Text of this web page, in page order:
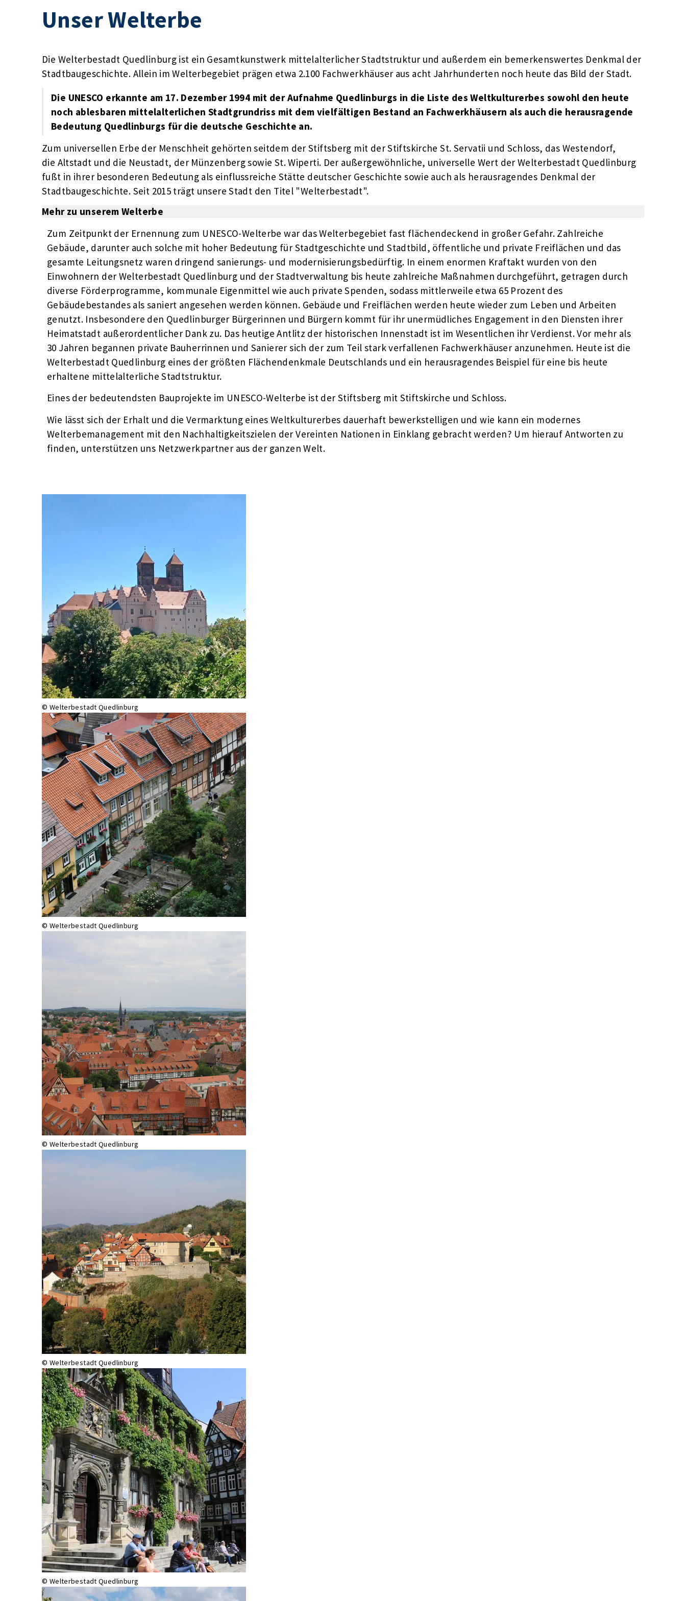
Unser Welterbe
Die Welterbestadt Quedlinburg ist ein Gesamtkunstwerk mittelalterlicher Stadtstruktur und außerdem ein bemerkenswertes Denkmal der
Stadtbaugeschichte. Allein im Welterbegebiet prägen etwa 2.100 Fachwerkhäuser aus acht Jahrhunderten noch heute das Bild der Stadt.
Die UNESCO erkannte am 17. Dezember 1994 mit der Aufnahme Quedlinburgs in die Liste des Weltkulturerbes sowohl den heute
noch ablesbaren mittelalterlichen Stadtgrundriss mit dem vielfältigen Bestand an Fachwerkhäusern als auch die herausragende
Bedeutung Quedlinburgs für die deutsche Geschichte an.
Zum universellen Erbe der Menschheit gehörten seitdem der Stiftsberg mit der Stiftskirche St. Servatii und Schloss, das Westendorf,
die Altstadt und die Neustadt, der Münzenberg sowie St. Wiperti. Der außergewöhnliche, universelle Wert der Welterbestadt Quedlinburg
fußt in ihrer besonderen Bedeutung als einflussreiche Stätte deutscher Geschichte sowie auch als herausragendes Denkmal der
Stadtbaugeschichte. Seit 2015 trägt unsere Stadt den Titel "Welterbestadt".
Mehr zu unserem Welterbe
Zum Zeitpunkt der Ernennung zum UNESCO-Welterbe war das Welterbegebiet fast flächendeckend in großer Gefahr. Zahlreiche
Gebäude, darunter auch solche mit hoher Bedeutung für Stadtgeschichte und Stadtbild, öffentliche und private Freiflächen und das
gesamte Leitungsnetz waren dringend sanierungs- und modernisierungsbedürftig. In einem enormen Kraftakt wurden von den
Einwohnern der Welterbestadt Quedlinburg und der Stadtverwaltung bis heute zahlreiche Maßnahmen durchgeführt, getragen durch
diverse Förderprogramme, kommunale Eigenmittel wie auch private Spenden, sodass mittlerweile etwa 65 Prozent des
Gebäudebestandes als saniert angesehen werden können. Gebäude und Freiflächen werden heute wieder zum Leben und Arbeiten
genutzt. Insbesondere den Quedlinburger Bürgerinnen und Bürgern kommt für ihr unermüdliches Engagement in den Diensten ihrer
Heimatstadt außerordentlicher Dank zu. Das heutige Antlitz der historischen Innenstadt ist im Wesentlichen ihr Verdienst. Vor mehr als
30 Jahren begannen private Bauherrinnen und Sanierer sich der zum Teil stark verfallenen Fachwerkhäuser anzunehmen. Heute ist die
Welterbestadt Quedlinburg eines der größten Flächendenkmale Deutschlands und ein herausragendes Beispiel für eine bis heute
erhaltene mittelalterliche Stadtstruktur.
Eines der bedeutendsten Bauprojekte im UNESCO-Welterbe ist der Stiftsberg mit Stiftskirche und Schloss.
Wie lässt sich der Erhalt und die Vermarktung eines Weltkulturerbes dauerhaft bewerkstelligen und wie kann ein modernes
Welterbemanagement mit den Nachhaltigkeitszielen der Vereinten Nationen in Einklang gebracht werden? Um hierauf Antworten zu
finden, unterstützen uns Netzwerkpartner aus der ganzen Welt.
© Welterbestadt Quedlinburg
© Welterbestadt Quedlinburg
© Welterbestadt Quedlinburg
© Welterbestadt Quedlinburg
© Welterbestadt Quedlinburg